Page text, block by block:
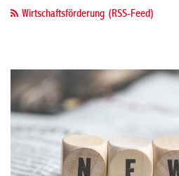
Wirtschaftsförderung (RSS-Feed)